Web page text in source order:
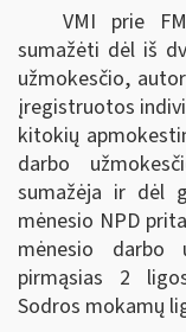
VMI prie
sumažėti dėl iš
užmokesčio,
įregistruotos
kitokių
darbo
sumažėja ir dėl
mėnesio NPD
mėnesio darbo
pirmąsias 2
Sodros mokamų